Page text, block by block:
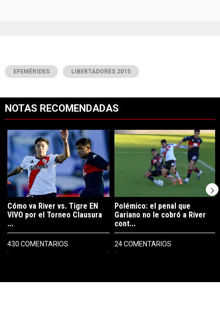
EFEMÉRIDES LIBERTADORES 2015
NOTAS RECOMENDADAS
Un artículo de tendencia con el título "Cómo va River vs. Tigre EN
Cómo va River vs. Tigre EN
VIVO por el Torneo Clausura
...
430 COMENTARIOS
Un artículo de tendencia con el
Polémico: el penal que
Gariano no le cobró a River
cont...
24 COMENTARIOS